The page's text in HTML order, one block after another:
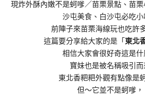
現炸外酥內嫩不是蚵嗲／苗栗景點、苗
沙屯美食、白沙屯必吃小
前陣子來苗栗海線玩也吃許
這篇要分享給大家的是「 東北
相信大家會很好奇這是什
寶妹也是被名稱吸引而
東北香粑粑外觀有點像是
但～它並不是蚵嗲，